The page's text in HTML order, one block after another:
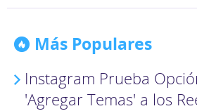
Más Populares
Instagram Prueba
'Agregar Temas' a los